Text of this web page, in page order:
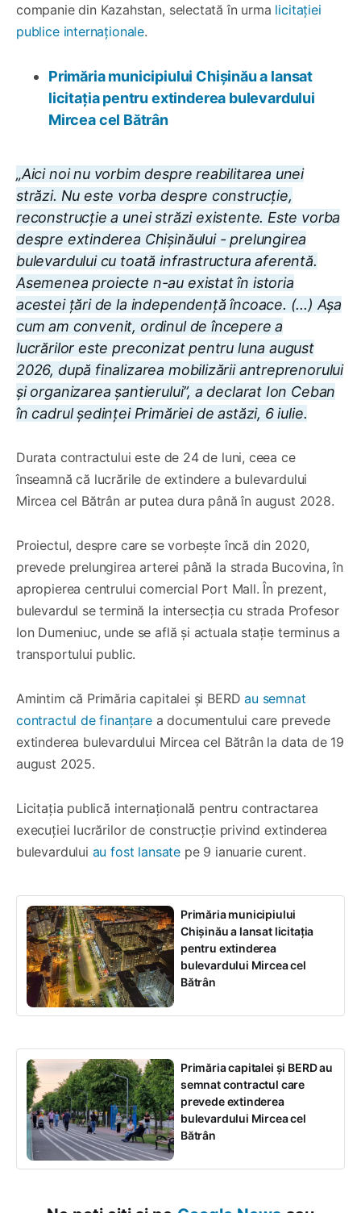
companie din Kazahstan, selectată în urma licitației
publice internaționale.
Primăria municipiului Chișinău a lansat
licitația pentru extinderea bulevardului
Mircea cel Bătrân
„Aici noi nu vorbim despre reabilitarea unei
străzi. Nu este vorba despre construcție,
reconstrucție a unei străzi existente. Este vorba
despre extinderea Chișinăului - prelungirea
bulevardului cu toată infrastructura aferentă.
Asemenea proiecte n-au existat în istoria
acestei țări de la independență încoace. (...) Așa
cum am convenit, ordinul de începere a
lucrărilor este preconizat pentru luna august
2026, după finalizarea mobilizării antreprenorului
și organizarea șantierului”, a declarat Ion Ceban
în cadrul ședinței Primăriei de astăzi, 6 iulie.
Durata contractului este de 24 de luni, ceea ce
înseamnă că lucrările de extindere a bulevardului
Mircea cel Bătrân ar putea dura până în august 2028.
Proiectul, despre care se vorbește încă din 2020,
prevede prelungirea arterei până la strada Bucovina, în
apropierea centrului comercial Port Mall. În prezent,
bulevardul se termină la intersecția cu strada Profesor
Ion Dumeniuc, unde se află și actuala stație terminus a
transportului public.
Amintim că Primăria capitalei și BERD au semnat
contractul de finanțarea documentului care prevede
extinderea bulevardului Mircea cel Bătrân la data de 19
august 2025.
Licitația publică internațională pentru contractarea
execuției lucrărilor de construcție privind extinderea
bulevardului au fost lansatepe 9 ianuarie curent.
Primăria municipiului
Chișinău a lansat licitația
pentru extinderea
bulevardului Mircea cel
Bătrân
Primăria capitalei și BERD au
semnat contractul care
prevede extinderea
bulevardului Mircea cel
Bătrân